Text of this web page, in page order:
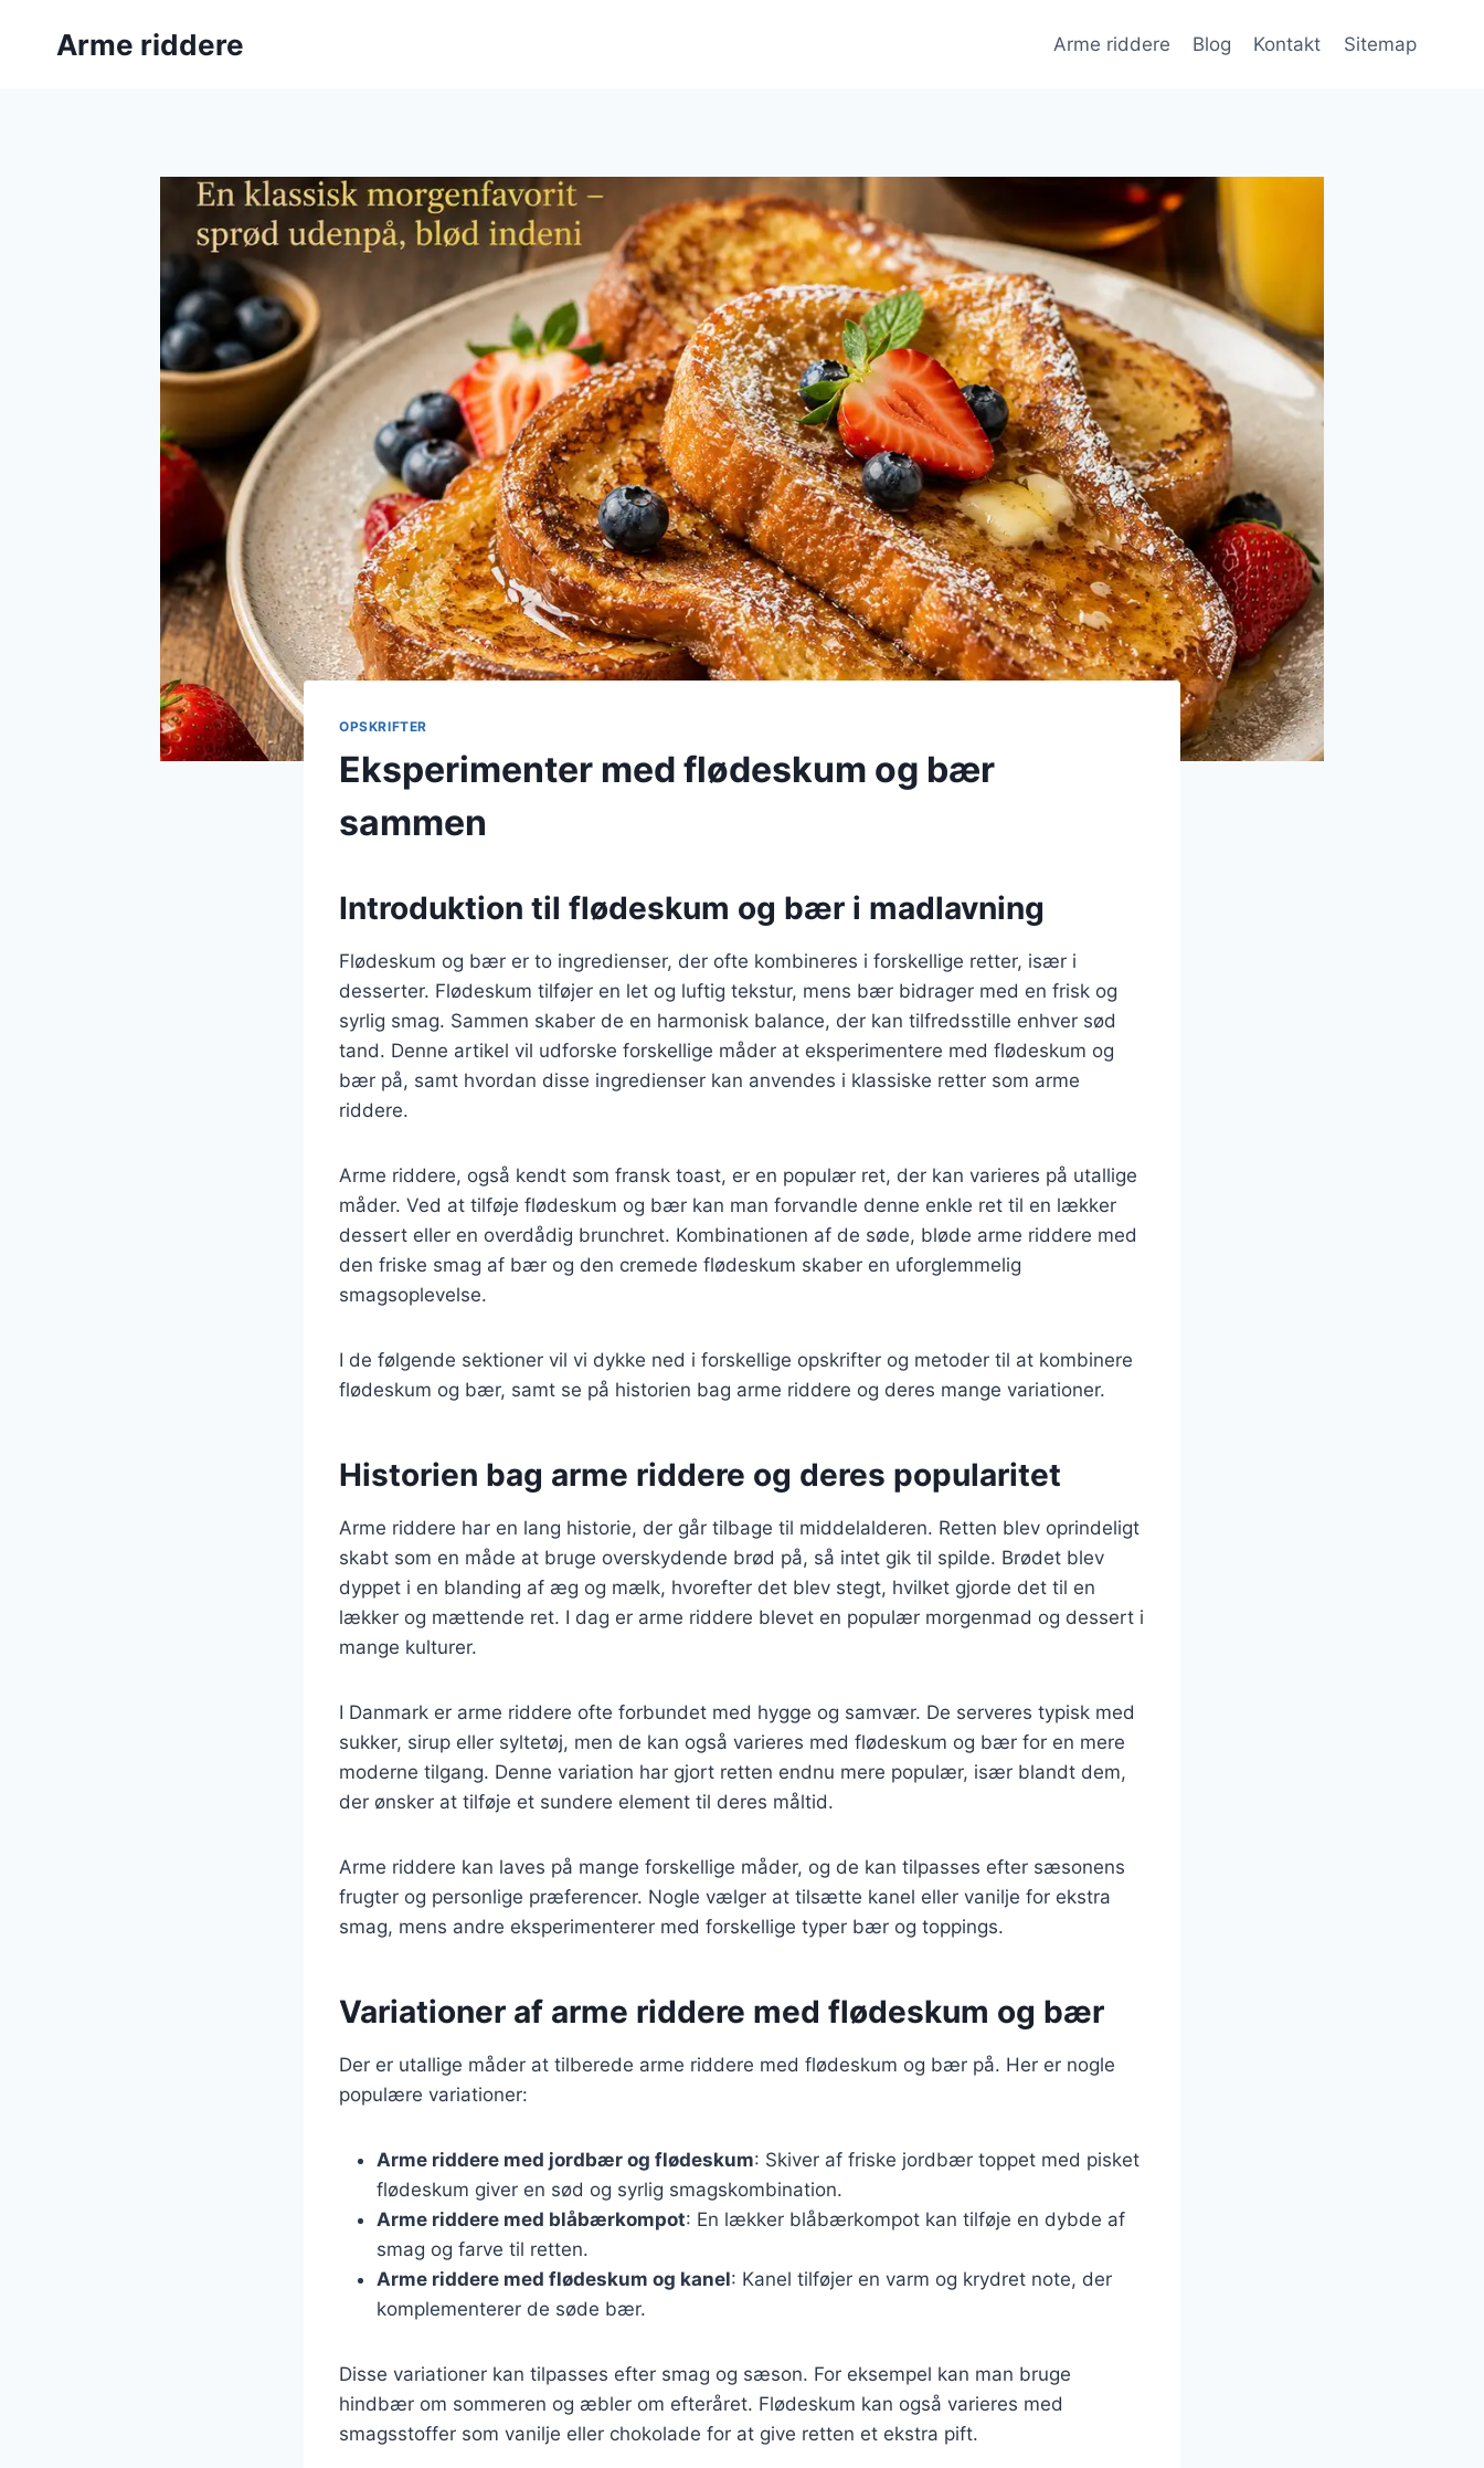
Arme riddere Arme riddere Blog Kontakt Sitemap
OPSKRIFTER
Eksperimenter med flødeskum og bær
sammen
Introduktion til flødeskum og bær i madlavning
Flødeskum og bær er to ingredienser, der ofte kombineres i forskellige retter, især i
desserter. Flødeskum tilføjer en let og luftig tekstur, mens bær bidrager med en frisk og
syrlig smag. Sammen skaber de en harmonisk balance, der kan tilfredsstille enhver sød
tand. Denne artikel vil udforske forskellige måder at eksperimentere med flødeskum og
bær på, samt hvordan disse ingredienser kan anvendes i klassiske retter som arme
riddere.
Arme riddere, også kendt som fransk toast, er en populær ret, der kan varieres på utallige
måder. Ved at tilføje flødeskum og bær kan man forvandle denne enkle ret til en lækker
dessert eller en overdådig brunchret. Kombinationen af de søde, bløde arme riddere med
den friske smag af bær og den cremede flødeskum skaber en uforglemmelig
smagsoplevelse.
I de følgende sektioner vil vi dykke ned i forskellige opskrifter og metoder til at kombinere
flødeskum og bær, samt se på historien bag arme riddere og deres mange variationer.
Historien bag arme riddere og deres popularitet
Arme riddere har en lang historie, der går tilbage til middelalderen. Retten blev oprindeligt
skabt som en måde at bruge overskydende brød på, så intet gik til spilde. Brødet blev
dyppet i en blanding af æg og mælk, hvorefter det blev stegt, hvilket gjorde det til en
lækker og mættende ret. I dag er arme riddere blevet en populær morgenmad og dessert i
mange kulturer.
I Danmark er arme riddere ofte forbundet med hygge og samvær. De serveres typisk med
sukker, sirup eller syltetøj, men de kan også varieres med flødeskum og bær for en mere
moderne tilgang. Denne variation har gjort retten endnu mere populær, især blandt dem,
der ønsker at tilføje et sundere element til deres måltid.
Arme riddere kan laves på mange forskellige måder, og de kan tilpasses efter sæsonens
frugter og personlige præferencer. Nogle vælger at tilsætte kanel eller vanilje for ekstra
smag, mens andre eksperimenterer med forskellige typer bær og toppings.
Variationer af arme riddere med flødeskum og bær
Der er utallige måder at tilberede arme riddere med flødeskum og bær på. Her er nogle
populære variationer:
Arme riddere med jordbær og flødeskum: Skiver af friske jordbær toppet med pisket
flødeskum giver en sød og syrlig smagskombination.
Arme riddere med blåbærkompot: En lækker blåbærkompot kan tilføje en dybde af
smag og farve til retten.
Arme riddere med flødeskum og kanel: Kanel tilføjer en varm og krydret note, der
komplementerer de søde bær.
Disse variationer kan tilpasses efter smag og sæson. For eksempel kan man bruge
hindbær om sommeren og æbler om efteråret. Flødeskum kan også varieres med
smagsstoffer som vanilje eller chokolade for at give retten et ekstra pift.